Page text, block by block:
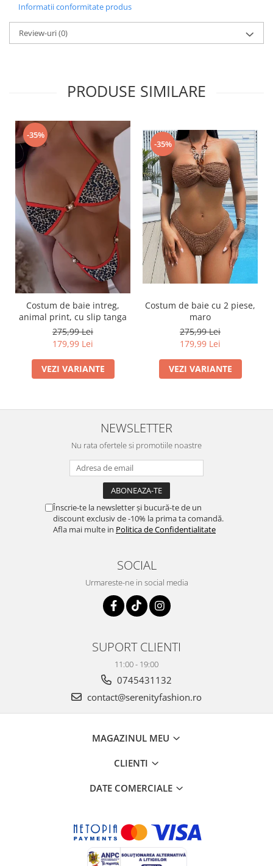
Informatii conformitate produs
Review-uri(0)
PRODUSE SIMILARE
-35%
Costum de baie intreg,
animal print, cu slip tanga
275,99 Lei
179,99 Lei
VEZI VARIANTE
-35%
Costum de baie cu 2 piese,
maro
275,99 Lei
179,99 Lei
VEZI VARIANTE
NEWSLETTER
Nu rata ofertele si promotiile noastre
Înscrie-te la newsletter și bucură-te de un
discount exclusiv de -10% la prima ta comandă.
Afla mai multe in Politica de Confidentialitate
SOCIAL
Urmareste-ne in social media
SUPORT CLIENTI
11:00 - 19:00
0745431132
contact@serenityfashion.ro
MAGAZINUL MEU
CLIENTI
DATE COMERCIALE